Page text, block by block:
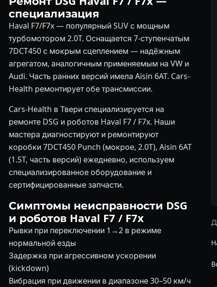
специализация
Haval F7/F7x — популярный SUV с мощным
турбомотором 2.0T. Оснащается 7-ступенчатым
7DCT450 с мокрым сцеплением — надёжным
агрегатом, аналогичным применяемым на VW и
Audi. Часть ранних версий имела Aisin 6AT. Cars-
Health ремонтирует обе трансмиссии.
Cars-Health в Твери специализируется на
ремонте DSG и роботов Haval F7 / F7x. Наши
мастера диагностируют и ремонтируют
коробки 7DCT450 Punch (мокрое, 2.0T), Aisin 6AT
(1.5T, часть версий) ежедневно, используем
специализированное оборудование и
сертифицированные запчасти.
Симптомы неисправности DSG
и роботов Haval F7 / F7x
Рывки при переключении 1→2 в режиме
нормальной езды
Задержка при агрессивном ускорении
(kickdown)
Вибрация при движении в диапазоне 30–50 км/ч